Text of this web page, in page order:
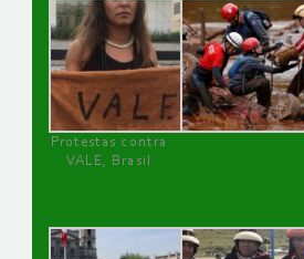
Protestas contra
VALE, Brasil